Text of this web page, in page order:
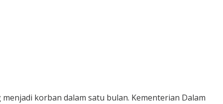
korban dalam satu bulan. Kementerian Dalam